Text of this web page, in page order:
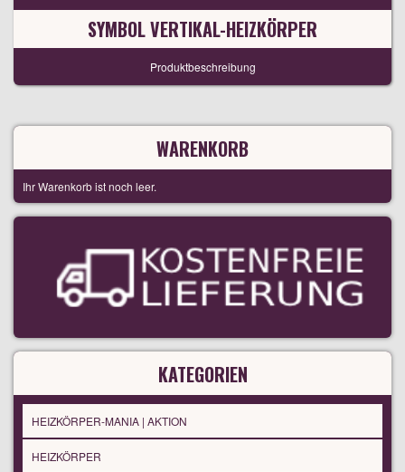
SYMBOL VERTIKAL-HEIZKÖRPER
Produktbeschreibung
WARENKORB
Ihr Warenkorb ist noch leer.
KATEGORIEN
HEIZKÖRPER-MANIA | AKTION
HEIZKÖRPER